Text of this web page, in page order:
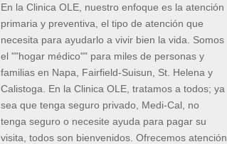
En la Clinica OLE, nuestro enfoque es la atención
primaria y preventiva, el tipo de atención que
necesita para ayudarlo a vivir bien la vida. Somos
el ""hogar médico"" para miles de personas y
familias en Napa, Fairfield-Suisun, St. Helena y
Calistoga. En la Clinica OLE, tratamos a todos; ya
sea que tenga seguro privado, Medi-Cal, no
tenga seguro o necesite ayuda para pagar su
visita, todos son bienvenidos. Ofrecemos atención